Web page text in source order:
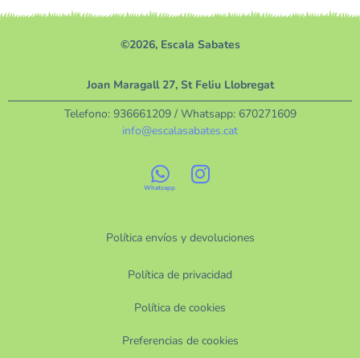
©2026, Escala Sabates
Política envíos y devoluciones
Política de privacidad
Política de cookies
Preferencias de cookies
Joan Maragall 27, St Feliu Llobregat
Telefono: 936661209/ Whatsapp: 670271609
info@escalasabates.cat